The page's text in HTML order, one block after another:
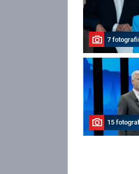
7 fotografií
15